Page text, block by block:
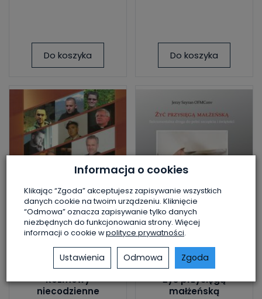
Do koszyka Do koszyka
Rozmowy
niecodzienne
Żyć przysięgą
małżeńską
Informacja o cookies
Klikając “Zgoda” akceptujesz zapisywanie wszystkich
danych cookie na twoim urządzeniu. Kliknięcie
“Odmowa” oznacza zapisywanie tylko danych
niezbędnych do funkcjonowania strony. Więcej
informacji o cookie wpolityce prywatności.
Ustawienia Odmowa Zgoda